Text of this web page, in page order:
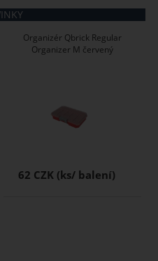
Organizér Qbrick Regular
Organizer M červený
62 CZK